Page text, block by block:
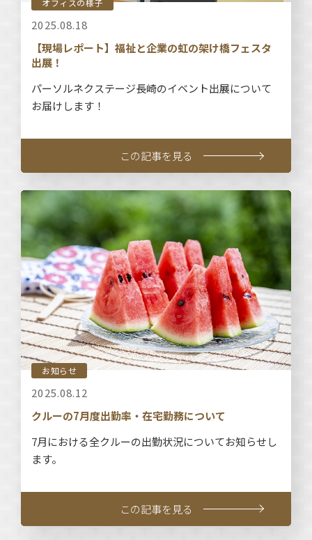
オフィスの様子
2025.08.18
【現場レポート】福祉と企業の虹の架け橋フェスタ
出展！
パーソルネクステージ長崎のイベント出展について
お届けします！
この記事を見る
お知らせ
2025.08.12
クルーの7月度出勤率・在宅勤務について
7月における全クルーの出勤状況についてお知らせし
ます。
この記事を見る